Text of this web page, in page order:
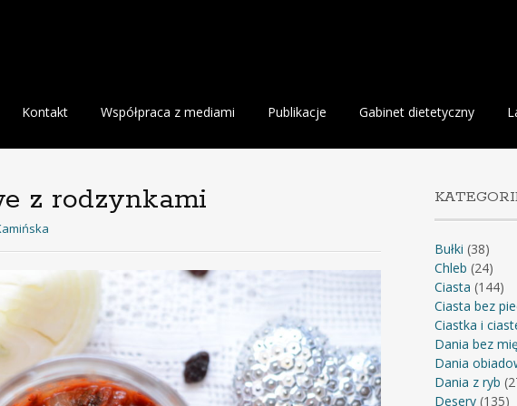
Kontakt Współpraca z mediami Publikacje Gabinet dietetyczny
z rodzynkami
Bułki (38)
Chleb (24)
Ciasta (144)
Ciasta bez
Ciastka i
Dania bez
Dania
Dania z ryb
Desery(135)